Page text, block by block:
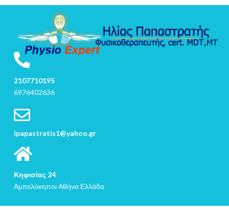
2107710195
6976402636
ipapastratis1@yahoo.gr
Κηφισίας 24
Αμπελόκηποι Αθήνα Ελλάδα